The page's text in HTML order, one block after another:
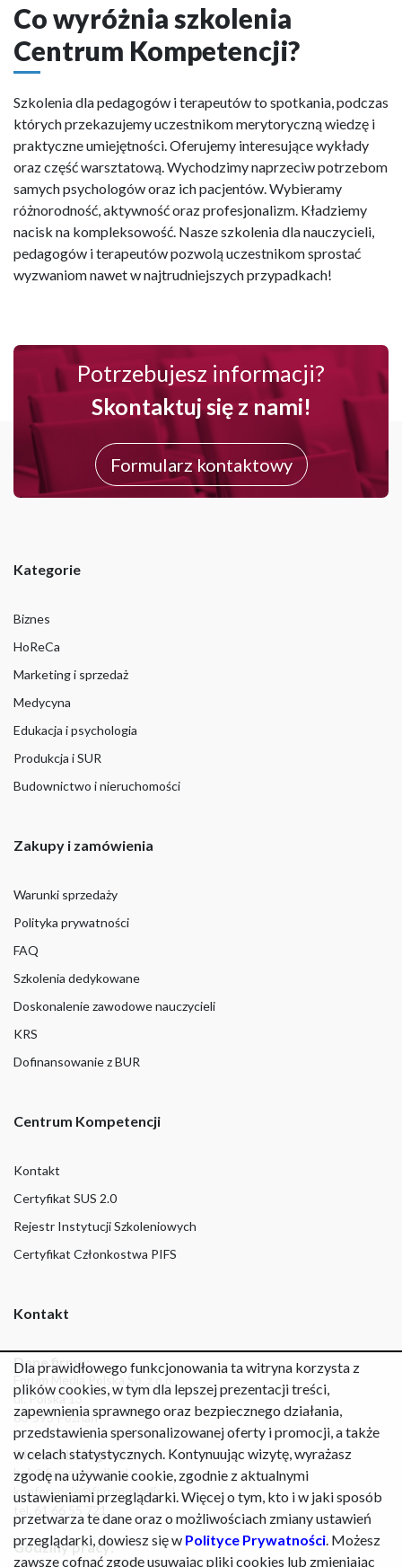
Co wyróżnia szkolenia
Centrum Kompetencji?
Szkolenia dla pedagogów i terapeutów to spotkania, podczas
których przekazujemy uczestnikom merytoryczną wiedzę i
praktyczne umiejętności. Oferujemy interesujące wykłady
oraz część warsztatową. Wychodzimy naprzeciw potrzebom
samych psychologów oraz ich pacjentów. Wybieramy
różnorodność, aktywność oraz profesjonalizm. Kładziemy
nacisk na kompleksowość. Nasze szkolenia dla nauczycieli,
pedagogów i terapeutów pozwolą uczestnikom sprostać
wyzwaniom nawet w najtrudniejszych przypadkach!
Potrzebujesz informacji?
Skontaktuj się z nami!
Formularz kontaktowy
Kategorie
Biznes
HoReCa
Marketing i sprzedaż
Medycyna
Edukacja i psychologia
Produkcja i SUR
Budownictwo i nieruchomości
Zakupy i zamówienia
Warunki sprzedaży
Polityka prywatności
FAQ
Szkolenia dedykowane
Doskonalenie zawodowe nauczycieli
KRS
Dofinansowanie z BUR
Centrum Kompetencji
Kontakt
Certyfikat SUS 2.0
Rejestr Instytucji Szkoleniowych
Certyfikat Członkostwa PIFS
Kontakt
Dane firmy:
Forum Media Polska Sp. z o.o.
ul. Polska 13
60-595 Poznań
Biuro Obsługi Klienta:
bok@forum-media.pl
konferencje@forum-media.pl
tel. 61 66 55 721
Godziny pracy:
Dla prawidłowego funkcjonowania ta witryna korzysta z
plików cookies, w tym dla lepszej prezentacji treści,
zapewnienia sprawnego oraz bezpiecznego działania,
przedstawienia spersonalizowanej oferty i promocji, a także
w celach statystycznych. Kontynuując wizytę, wyrażasz
zgodę na używanie cookie, zgodnie z aktualnymi
ustawieniami przeglądarki. Więcej o tym, kto i w jaki sposób
przetwarza te dane oraz o możliwościach zmiany ustawień
przeglądarki, dowiesz się w Polityce Prywatności. Możesz
zawsze cofnąć zgodę usuwając pliki cookies lub zmieniając